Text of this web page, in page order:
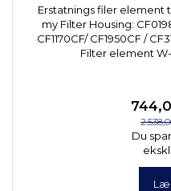
Erstatnings filer element
my Filter Housing:
CF1170CF/ CF1950CF /
Filter element
Du